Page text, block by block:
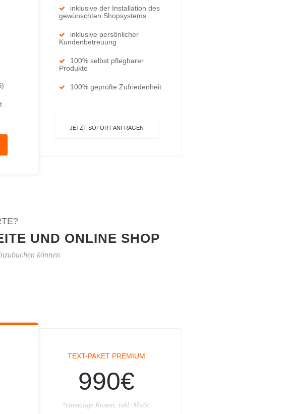
inklusive der Installation des
gewünschten Shopsystems
inklusive persönlicher
Kundenbetreuung
100% selbst pflegbarer
Produkte
100% geprüfte Zufriedenheit
JETZT SOFORT ANFRAGEN
UND ONLINE SHOP
können
TEXT-PAKET PREMIUM
990€
*einmalige Kosten, inkl. MwSt.